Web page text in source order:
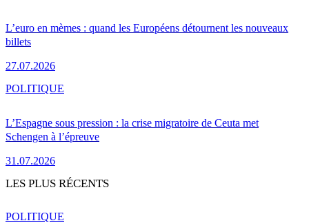
L’euro en mèmes : quand les Européens détournent les nouveaux
billets
27.07.2026
L’Espagne sous pression : la crise migratoire de Ceuta met
Schengen à l’épreuve
31.07.2026
POLITIQUE
LES PLUS RÉCENTS
POLITIQUE